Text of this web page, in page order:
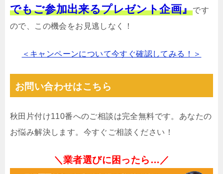
でもご参加出来るプレゼント企画』です
ので、この機会をお見逃しなく！
＜キャンペーンについて今すぐ確認してみる！＞
お問い合わせはこちら
秋田片付け110番へのご相談は完全無料です。あなたの
お悩み解決します。今すぐご相談ください！
＼業者選びに困ったら…／